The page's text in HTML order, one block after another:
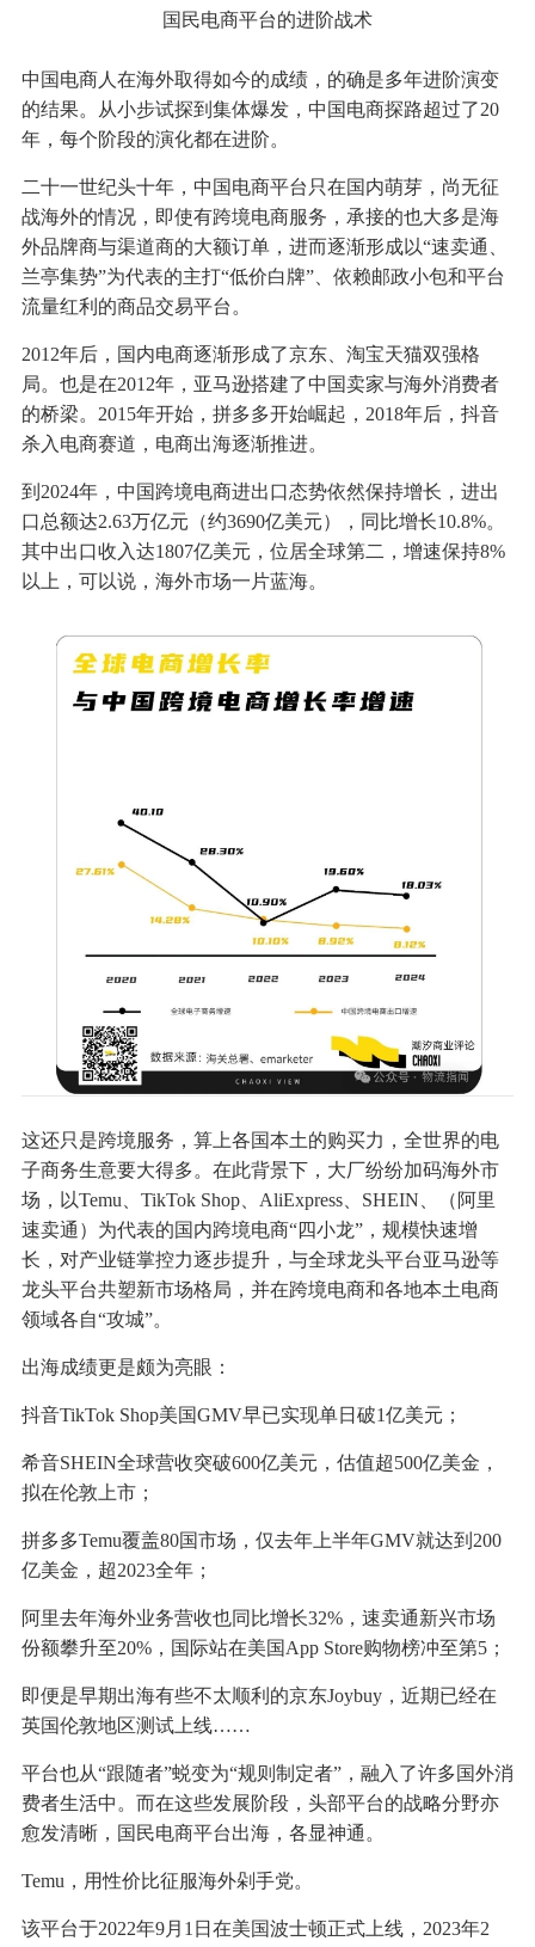
国民电商平台的进阶战术
中国电商人在海外取得如今的成绩，的确是多年进阶演变
的结果。从小步试探到集体爆发，中国电商探路超过了20
年，每个阶段的演化都在进阶。
二十一世纪头十年，中国电商平台只在国内萌芽，尚无征
战海外的情况，即使有跨境电商服务，承接的也大多是海
外品牌商与渠道商的大额订单，进而逐渐形成以“速卖通、
兰亭集势”为代表的主打“低价白牌”、依赖邮政小包和平台
流量红利的商品交易平台。
2012年后，国内电商逐渐形成了京东、淘宝天猫双强格
局。也是在2012年，亚马逊搭建了中国卖家与海外消费者
的桥梁。2015年开始，拼多多开始崛起，2018年后，抖音
杀入电商赛道，电商出海逐渐推进。
到2024年，中国跨境电商进出口态势依然保持增长，进出
口总额达2.63万亿元（约3690亿美元），同比增长10.8%。
其中出口收入达1807亿美元，位居全球第二，增速保持8%
以上，可以说，海外市场一片蓝海。
这还只是跨境服务，算上各国本土的购买力，全世界的电
子商务生意要大得多。在此背景下，大厂纷纷加码海外市
场，以Temu、TikTok Shop、AliExpress、SHEIN、（阿里
速卖通）为代表的国内跨境电商“四小龙”，规模快速增
长，对产业链掌控力逐步提升，与全球龙头平台亚马逊等
龙头平台共塑新市场格局，并在跨境电商和各地本土电商
领域各自“攻城”。
出海成绩更是颇为亮眼：
抖音TikTok Shop美国GMV早已实现单日破1亿美元；
希音SHEIN全球营收突破600亿美元，估值超500亿美金，
拟在伦敦上市；
拼多多Temu覆盖80国市场，仅去年上半年GMV就达到200
亿美金，超2023全年；
阿里去年海外业务营收也同比增长32%，速卖通新兴市场
份额攀升至20%，国际站在美国App Store购物榜冲至第5；
即便是早期出海有些不太顺利的京东Joybuy，近期已经在
英国伦敦地区测试上线……
平台也从“跟随者”蜕变为“规则制定者”，融入了许多国外消
费者生活中。而在这些发展阶段，头部平台的战略分野亦
愈发清晰，国民电商平台出海，各显神通。
Temu，用性价比征服海外剁手党。
该平台于2022年9月1日在美国波士顿正式上线，2023年2